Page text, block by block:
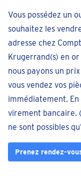
Vous possédez un
souhaitez les
adresse chez
Krugerrand(s) en
nous payons un
vous vendez vos
immédiatement. En
virement bancaire.
ne sont possibles
Prenez rendez-